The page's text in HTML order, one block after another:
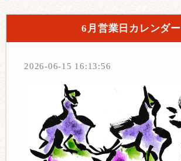
6月営業日カレンダー
2026-06-15 16:13:56